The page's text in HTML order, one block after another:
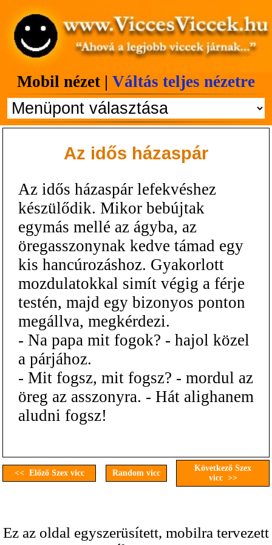
Mobil nézet | Váltás teljes nézetre
Az idős házaspár
Az idős házaspár lefekvéshez
készülődik. Mikor bebújtak
egymás mellé az ágyba, az
öregasszonynak kedve támad egy
kis hancúrozáshoz. Gyakorlott
mozdulatokkal simít végig a férje
testén, majd egy bizonyos ponton
megállva, megkérdezi.
- Na papa mit fogok? - hajol közel
a párjához.
- Mit fogsz, mit fogsz? - mordul az
öreg az asszonyra. - Hát alighanem
aludni fogsz!
<< Előző Szex vicc Random vicc
Következő Szex
vicc >>
Ez az oldal egyszerüsített, mobilra tervezett